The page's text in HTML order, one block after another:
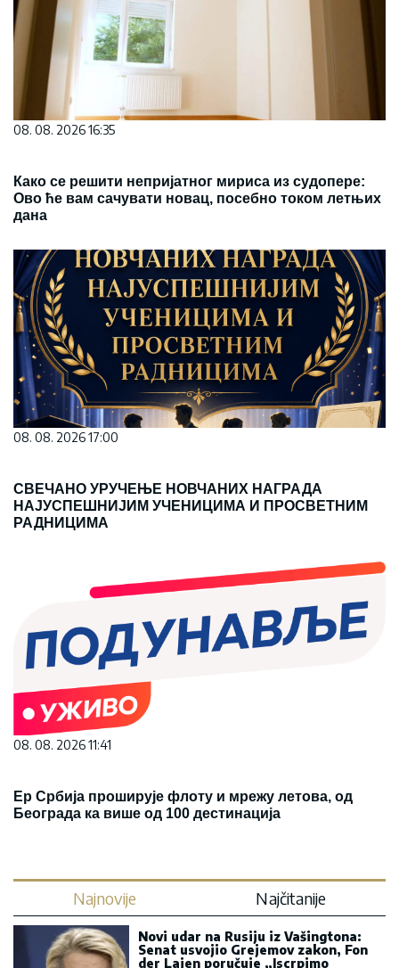
08. 08. 2026 16:35
Како се решити непријатног мириса из судопере:
Ово ће вам сачувати новац, посебно током летњих
дана
08. 08. 2026 17:00
СВЕЧАНО УРУЧЕЊЕ НОВЧАНИХ НАГРАДА
НАЈУСПЕШНИЈИМ УЧЕНИЦИМА И ПРОСВЕТНИМ
РАДНИЦИМА
08. 08. 2026 11:41
Ер Србија проширује флоту и мрежу летова, од
Београда ка више од 100 дестинација
Najnovije Najčitanije
Novi udar na Rusiju iz Vašingtona:
Senat usvojio Grejemov zakon, Fon
der Lajen poručuje „Iscrpimo